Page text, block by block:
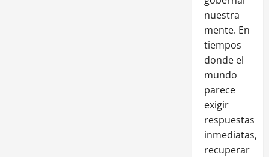
nuestra
mente. En
tiempos
donde el
mundo
parece
exigir
respuestas
inmediatas,
recuperar